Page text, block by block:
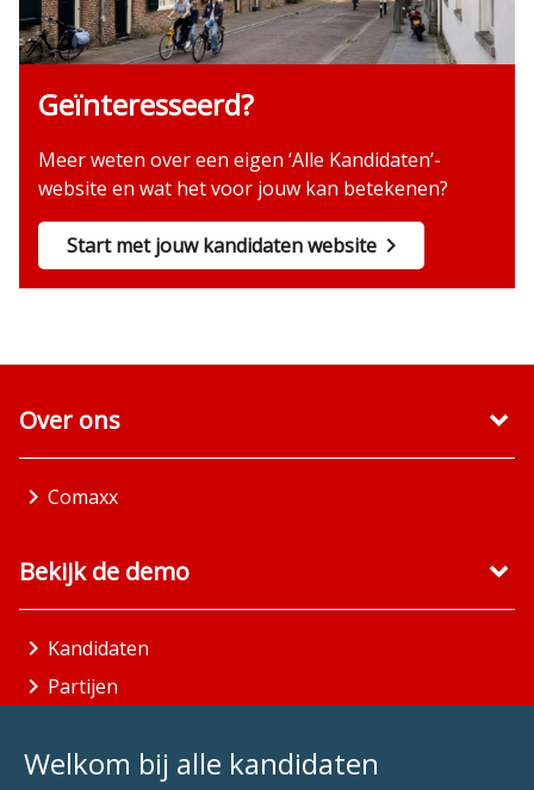
Geïnteresseerd?
Meer weten over een eigen ‘Alle Kandidaten’-
website en wat het voor jouw kan betekenen?
Start met jouw kandidaten website
Welkom bij alle kandidaten
Over ons
Comaxx
Bekijk de demo
Kandidaten
Partijen
Aandachtsgebieden